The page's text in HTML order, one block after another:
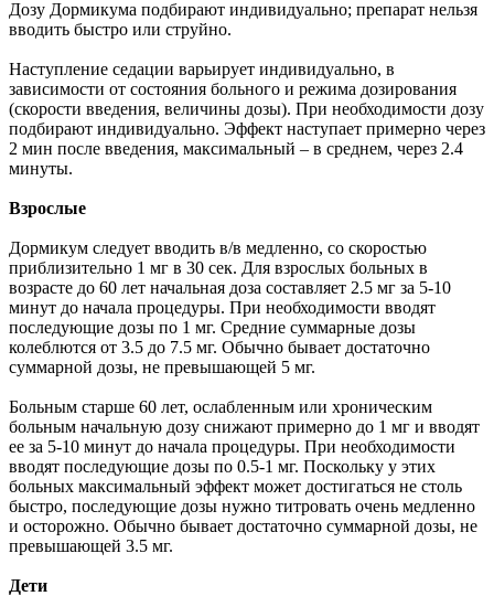
Дозу Дормикума подбирают индивидуально; препарат нельзя
вводить быстро или струйно.
Наступление седации варьирует индивидуально, в
зависимости от состояния больного и режима дозирования
(скорости введения, величины дозы). При необходимости дозу
подбирают индивидуально. Эффект наступает примерно через
2 мин после введения, максимальный – в среднем, через 2.4
минуты.
Взрослые
Дормикум следует вводить в/в медленно, со скоростью
приблизительно 1 мг в 30 сек. Для взрослых больных в
возрасте до 60 лет начальная доза составляет 2.5 мг за 5-10
минут до начала процедуры. При необходимости вводят
последующие дозы по 1 мг. Средние суммарные дозы
колеблются от 3.5 до 7.5 мг. Обычно бывает достаточно
суммарной дозы, не превышающей 5 мг.
Больным старше 60 лет, ослабленным или хроническим
больным начальную дозу снижают примерно до 1 мг и вводят
ее за 5-10 минут до начала процедуры. При необходимости
вводят последующие дозы по 0.5-1 мг. Поскольку у этих
больных максимальный эффект может достигаться не столь
быстро, последующие дозы нужно титровать очень медленно
и осторожно. Обычно бывает достаточно суммарной дозы, не
превышающей 3.5 мг.
Дети